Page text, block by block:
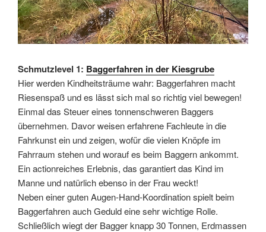
Schmutzlevel 1: Baggerfahren in der Kiesgrube
Hier werden Kindheitsträume wahr: Baggerfahren macht
Riesenspaß und es lässt sich mal so richtig viel bewegen!
Einmal das Steuer eines tonnenschweren Baggers
übernehmen. Davor weisen erfahrene Fachleute in die
Fahrkunst ein und zeigen, wofür die vielen Knöpfe im
Fahrraum stehen und worauf es beim Baggern ankommt.
Ein actionreiches Erlebnis, das garantiert das Kind im
Manne und natürlich ebenso in der Frau weckt!
Neben einer guten Augen-Hand-Koordination spielt beim
Baggerfahren auch Geduld eine sehr wichtige Rolle.
Schließlich wiegt der Bagger knapp 30 Tonnen, Erdmassen